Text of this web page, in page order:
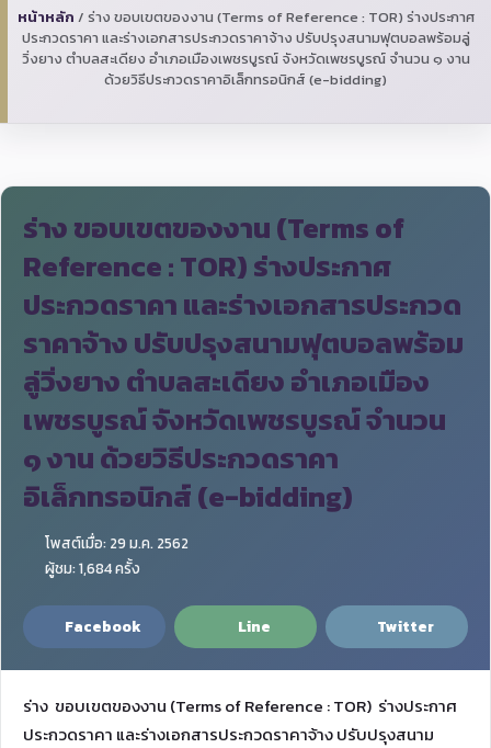
หน้าหลัก / ร่าง ขอบเขตของงาน (Terms of Reference : TOR) ร่างประกาศ
ประกวดราคา และร่างเอกสารประกวดราคาจ้าง ปรับปรุงสนามฟุตบอลพร้อมลู่
วิ่งยาง ตำบลสะเดียง อำเภอเมืองเพชรบูรณ์ จังหวัดเพชรบูรณ์ จำนวน ๑ งาน
ด้วยวิธีประกวดราคาอิเล็กทรอนิกส์ (e-bidding)
ร่าง ขอบเขตของงาน (Terms of
Reference : TOR) ร่างประกาศ
ประกวดราคา และร่างเอกสารประกวด
ราคาจ้าง ปรับปรุงสนามฟุตบอลพร้อม
ลู่วิ่งยาง ตำบลสะเดียง อำเภอเมือง
เพชรบูรณ์ จังหวัดเพชรบูรณ์ จำนวน
๑ งาน ด้วยวิธีประกวดราคา
อิเล็กทรอนิกส์ (e-bidding)
โพสต์เมื่อ: 29 ม.ค. 2562
ผู้ชม: 1,684 ครั้ง
Facebook Line Twitter
ร่าง ขอบเขตของงาน (Terms of Reference : TOR) ร่างประกาศ
ประกวดราคา และร่างเอกสารประกวดราคาจ้าง ปรับปรุงสนาม